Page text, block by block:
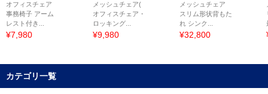
オフィスチェア
事務椅子 アーム
レスト付き...
¥7,980
メッシュチェア(
オフィスチェア・
ロッキング...
¥9,980
メッシュチェア
スリム形状背もた
れ シンク...
¥32,800
カテゴリ一覧